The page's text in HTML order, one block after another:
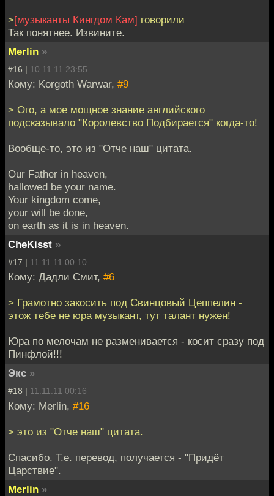
>[музыканты Кингдом Кам] говорили
Так понятнее. Извините.
Merlin »
#16 | 10.11.11 23:55
Кому: Korgoth Warwar, #9
> Ого, а мое мощное знание английского
подсказывало "Королевство Подбирается" когда-то!
Вообще-то, это из "Отче наш" цитата.
Our Father in heaven,
hallowed be your name.
Your kingdom come,
your will be done,
on earth as it is in heaven.
CheKisst »
#17 | 11.11.11 00:10
Кому: Дадли Смит, #6
> Грамотно закосить под Свинцовый Цеппелин -
этож тебе не юра музыкант, тут талант нужен!
Юра по мелочам не разменивается - косит сразу под
Пинфлой!!!
Экс »
#18 | 11.11.11 00:16
Кому: Merlin, #16
> это из "Отче наш" цитата.
Спасибо. Т.е. перевод, получается - "Придёт
Царствие".
Merlin »